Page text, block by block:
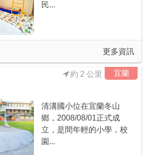
民...
更多資訊
宜蘭
約 2 公里
清溝國小位在宜蘭冬山
鄉，2008/08/01正式成
立，是間年輕的小學，校
園...